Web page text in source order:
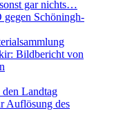
gar nichts…
gegen Schöningh-
Bildbericht von
Landtag
Auflösung des